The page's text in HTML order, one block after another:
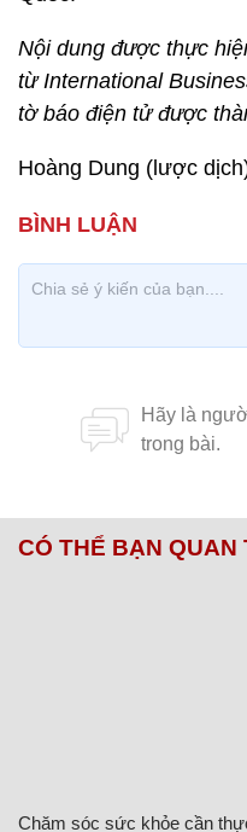
Nội dung được thực
từ International
tờ báo điện tử được
Hoàng Dung (lược
CÓ THỂ BẠN QUAN
Chăm sóc sức khỏe cần